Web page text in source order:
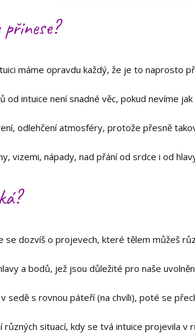
máme opravdu každý, že je to naprosto
od intuice není snadné věc, pokud nevíme
odlehčení atmosféry, protože přesně
vizemi, nápady, nad přání od srdce i od
se dozvíš o projevech, které tělem můžeš
a bodů, jež jsou důležité pro naše
sedě s rovnou páteří (na chvíli), poté se
různých situací, kdy se tvá intuice projevila v